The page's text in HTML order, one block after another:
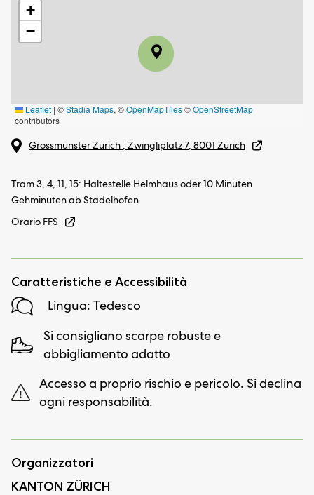
+
−
Leaflet | ©Stadia Maps, ©OpenMapTiles©OpenStreetMap
contributors
Grossmünster Zürich , Zwingliplatz 7, 8001 Zürich
Tram 3, 4, 11, 15: Haltestelle Helmhaus oder 10 Minuten
Gehminuten ab Stadelhofen
Orario FFS
Caratteristiche e Accessibilità
Lingua: Tedesco
Si consigliano scarpe robuste e
abbigliamento adatto
Accesso a proprio rischio e pericolo. Si declina
ogni responsabilità.
Organizzatori
KANTON ZÜRICH